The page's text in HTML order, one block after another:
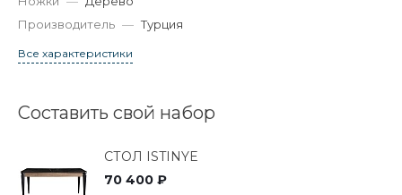
Производитель — Турция
Все характеристики
Составить свой набор
СТОЛ ISTINYE
70 400 ₽